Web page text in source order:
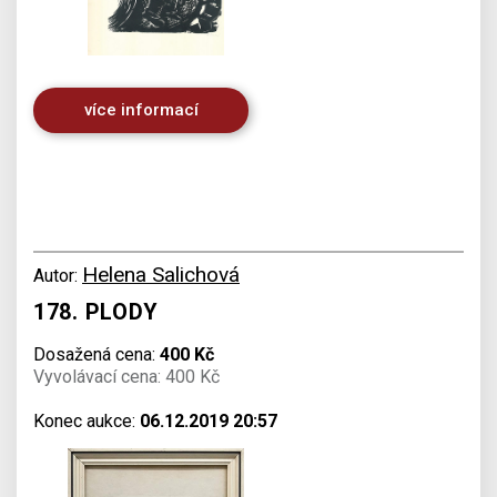
více informací
Autor: Helena Salichová
178. PLODY
Dosažená cena: 400 Kč
Vyvolávací cena: 400 Kč
Konec aukce: 06.12.2019 20:57